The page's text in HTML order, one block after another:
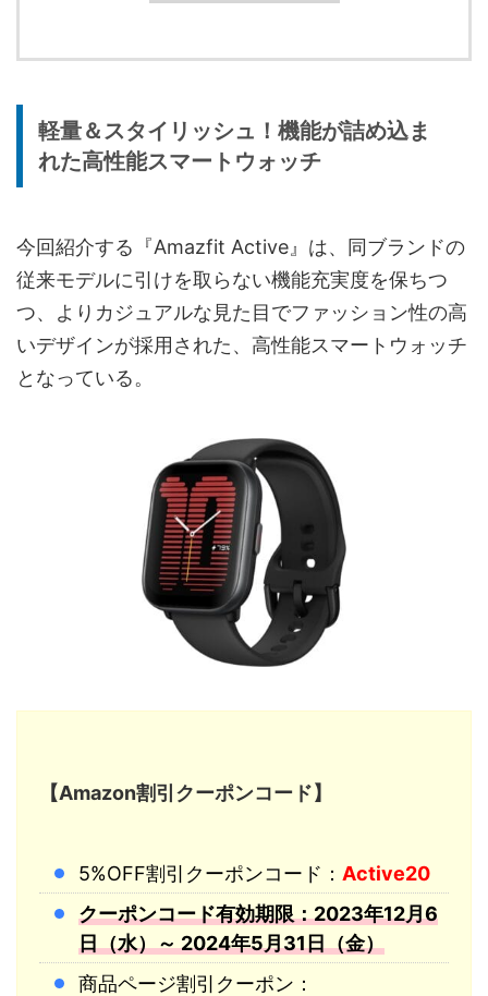
軽量＆スタイリッシュ！機能が詰め込ま
れた高性能スマートウォッチ
今回紹介する『Amazfit Active』は、同ブランドの
従来モデルに引けを取らない機能充実度を保ちつ
つ、よりカジュアルな見た目でファッション性の高
いデザインが採用された、高性能スマートウォッチ
となっている。
【Amazon割引クーポンコード】
5%OFF割引クーポンコード： Active20
クーポンコード有効期限：2023年12月6
日（水）～ 2024年5月31日（金）
商品ページ割引クーポン：